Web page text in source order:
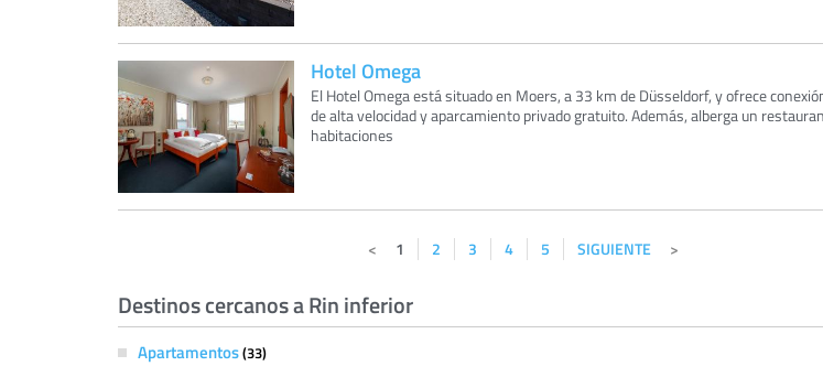
Hotel Omega
El Hotel Omega está situado en Moers, a 33 km de Düsseldorf, y ofrece
de alta velocidad y aparcamiento privado gratuito. Además, alberga un
habitaciones
1 2 3 4 5 SIGUIENTE
Destinos cercanos a Rin inferior
Apartamentos(33)